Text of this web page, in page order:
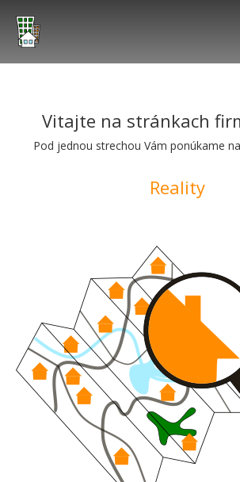
Vitajte na stránkach
Pod jednou strechou Vám ponúkame
Reality